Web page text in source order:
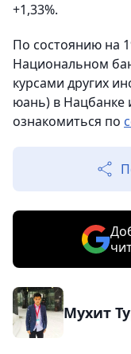
+1,33%.
По состоянию на
Национальном
курсами других
юань) в Нацбанке
ознакомиться по
Мухит